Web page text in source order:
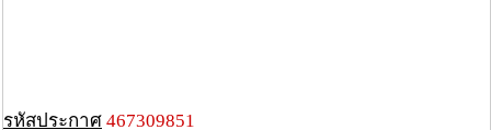
รหัสประกาศ 467309851